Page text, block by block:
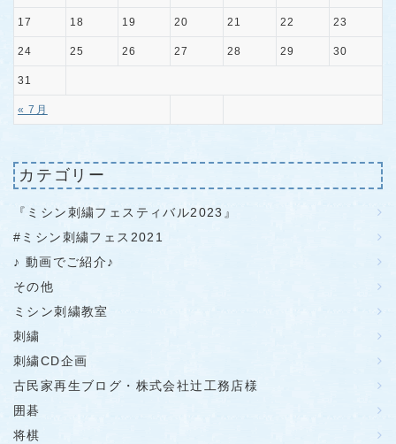
« 7月
17 18 19 20 21 22 23
24 25 26 27 28 29 30
31
カテゴリー
『ミシン刺繍フェスティバル2023』
#ミシン刺繍フェス2021
♪ 動画でご紹介♪
その他
ミシン刺繍教室
刺繍
刺繍CD企画
古民家再生ブログ・株式会社辻工務店様
囲碁
将棋